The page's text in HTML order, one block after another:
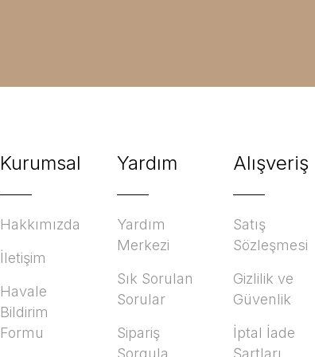
Kurumsal
Hakkımızda
İletişim
Havale
Bildirim
Formu
Yardım
Yardım
Merkezi
Sık Sorulan
Sorular
Sipariş
Sorgula
Alışveriş
Satış
Sözleşmesi
Gizlilik ve
Güvenlik
İptal İade
Şartları